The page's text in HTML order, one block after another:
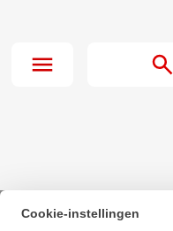
Beginpagina·
Cookie-instellingen